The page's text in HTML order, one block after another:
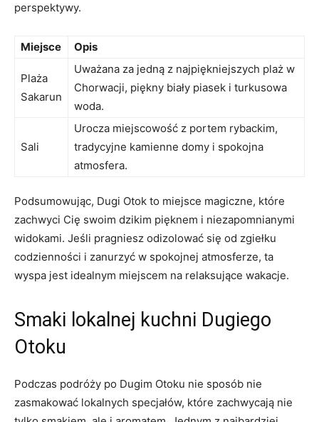
perspektywy.
Miejsce Opis
Plaża
Sakarun
Uważana za jedną z najpiękniejszych plaż w
Chorwacji, piękny biały piasek i turkusowa
woda.
Sali
Urocza miejscowość z portem rybackim,
tradycyjne kamienne domy i spokojna
atmosfera.
Podsumowując, Dugi​ Otok to miejsce magiczne, które
zachwyci Cię swoim dzikim pięknem i⁤ niezapomnianymi
widokami.⁣ Jeśli‍ pragniesz‌ odizolować się od zgiełku‌
codzienności i ‌zanurzyć w spokojnej atmosferze, ta
wyspa jest idealnym miejscem na relaksujące wakacje.
Smaki lokalnej ​kuchni Dugiego
Otoku
Podczas podróży po Dugim⁣ Otoku ⁣nie sposób⁣ nie
zasmakować lokalnych specjałów, ‌które zachwycają ⁢nie⁤